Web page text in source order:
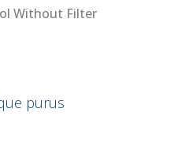
Without Filter